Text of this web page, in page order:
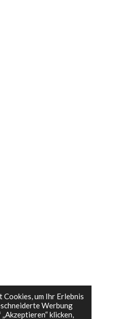
um Ihr Erlebnis
Werbung
klicken,